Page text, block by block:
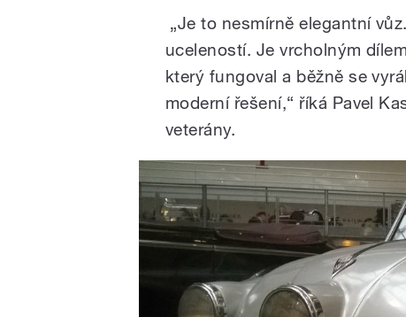
„Je to nesmírně elegantní
uceleností. Je vrcholným
který fungoval a běžně se
moderní řešení,“ říká Pavel
veterány.